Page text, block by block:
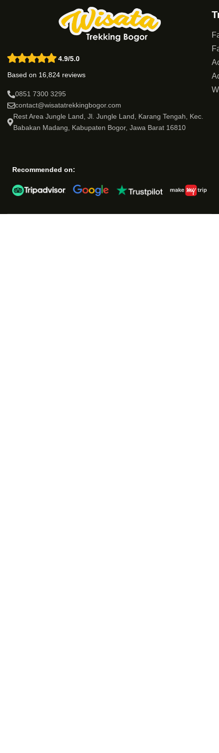
4.9/5.0
Based on 16,824 reviews
0851 7300 3295
contact@wisatatrekkingbogor.com
Rest Area Jungle Land, Jl. Jungle Land, Karang Tengah, Kec.
Babakan Madang, Kabupaten Bogor, Jawa Barat 16810
Recommended on: